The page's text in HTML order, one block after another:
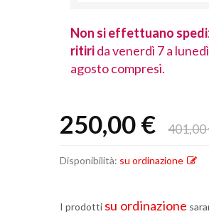
Non si effettuano
ritirida venerdì 7 a
agosto compresi.
250,00 € 401,00
Disponibilità: su ordinazione
I prodotti su ordinazione